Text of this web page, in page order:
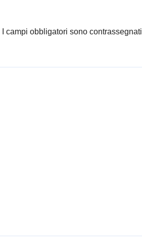
I campi obbligatori sono contrassegnati